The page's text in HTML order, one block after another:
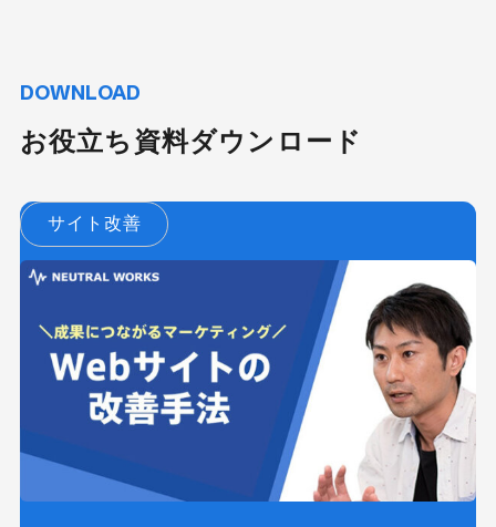
DOWNLOAD
お役立ち資料ダウンロード
サイト改善